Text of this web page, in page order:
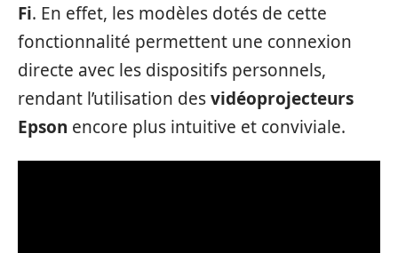
Fi. En effet, les modèles dotés de cette
fonctionnalité permettent une connexion
directe avec les dispositifs personnels,
rendant l’utilisation desvidéoprojecteurs
Epson encore plus intuitive et conviviale.